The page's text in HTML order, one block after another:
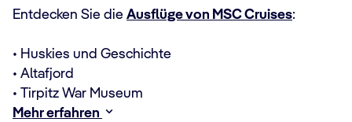
Entdecken Sie die Ausflüge von MSC Cruises:
• Huskies und Geschichte
• Altafjord
• Tirpitz War Museum
Mehr erfahren